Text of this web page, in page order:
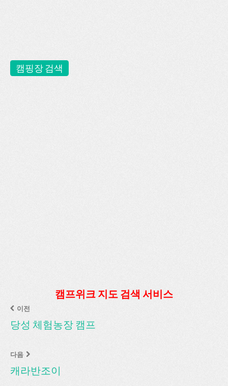
캠핑장 검색
캠프위크 지도 검색 서비스
이전
당성 체험농장 캠프
다음
캐라반조이